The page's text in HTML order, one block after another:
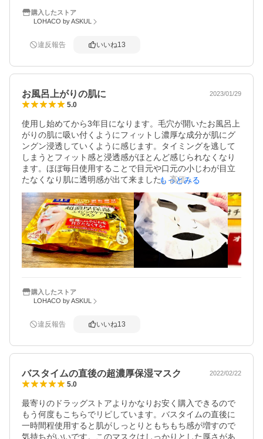
購入したストア
LOHACO by ASKUL
違反報告 いいね13
お風呂上がりの肌に 2023/01/29
5.0
使用し始めてから3年目になります。毛穴が開いたお風呂上
がりの肌に吸い付くようにフィットし濃厚な成分が肌にグ
ングン浸透していくように感じます。タイミングを逃して
しまうとフィット感と浸透感がほとんど感じられなくなり
ます。ほぼ毎日使用することで目元や口元の小じわが目立
たなくなり肌に透明感が出て来ました。高価な化粧水を使
用するよりも効果が実感でき大容量で経済的なので手放せ
ません。
もっとみる
購入したストア
LOHACO by ASKUL
違反報告 いいね13
バスタイムの直後の超濃厚保湿マスク 2022/02/22
5.0
最寄りのドラッグストアよりかなりお安く購入できるので
もう何度もこちらでリピしています。バスタイムの直後に
一時間程使用すると肌がしっとりともちもち感が増すので
気持ちがいいです。このマスクはしっかりとした厚さがあ